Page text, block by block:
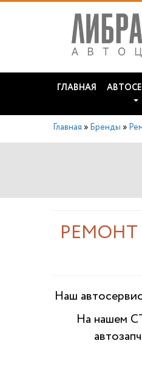
ГЛАВНАЯ
Главная » Бренды »
РЕМОНТ
Наш
На нашем